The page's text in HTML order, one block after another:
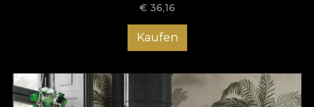
€ 36,16
Kaufen